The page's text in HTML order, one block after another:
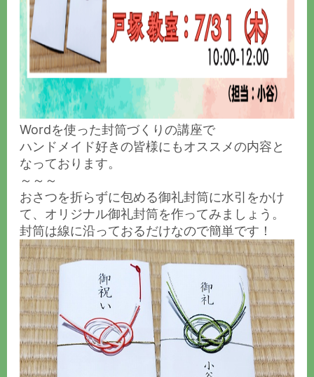
Wordを使った封筒づくりの講座で
ハンドメイド好きの皆様にもオススメの内容と
なっております。
～～～
おさつを折らずに包める御礼封筒に水引をかけ
て、オリジナル御礼封筒を作ってみましょう。
封筒は線に沿っておるだけなので簡単です！